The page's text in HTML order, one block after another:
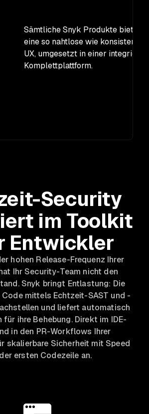
Sämtliche Snyk Produkte bieten
eine so nahtlose wie konsistente
UX, umgesetzt in einer
Komplettplattform.
Security
im Toolkit
Entwickler
hohen Release-Frequenz Ihrer
Ihr Security-Team nicht den
Snyk bringt Entlastung: Die
mittels Echtzeit-SAST und -
und liefert automatisch
für ihre Behebung. Direkt im IDE-
in den PR-Workflows Ihrer
skalierbare Sicherheit mit Speed
ersten Codezeile an.